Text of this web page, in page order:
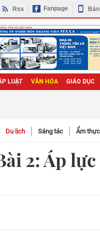
Rss Fanpage
LUẬT VĂN HÓA GIÁO DỤC
Du lịch Sáng tác Ẩm thực
2: Áp